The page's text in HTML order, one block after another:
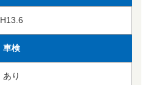
H13.6
車検
あり